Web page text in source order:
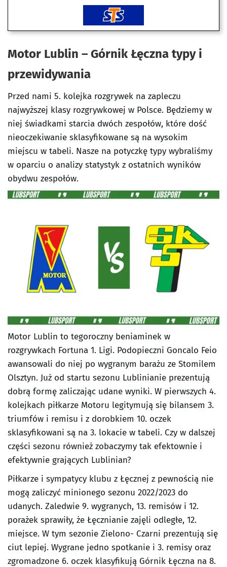
Motor Lublin – Górnik Łęczna typy i
przewidywania
Przed nami 5. kolejka rozgrywek na zapleczu
najwyższej klasy rozgrywkowej w Polsce. Będziemy w
niej świadkami starcia dwóch zespołów, które dość
nieoczekiwanie sklasyfikowane są na wysokim
miejscu w tabeli. Nasze na potyczkę typy wybraliśmy
w oparciu o analizy statystyk z ostatnich wyników
obydwu zespołów.
Motor Lublin to tegoroczny beniaminek w
rozgrywkach Fortuna 1. Ligi. Podopieczni Goncalo Feio
awansowali do niej po wygranym barażu ze Stomilem
Olsztyn. Już od startu sezonu Lublinianie prezentują
dobrą formę zaliczając udane wyniki. W pierwszych 4.
kolejkach piłkarze Motoru legitymują się bilansem 3.
triumfów i remisu i z dorobkiem 10. oczek
sklasyfikowani są na 3. lokacie w tabeli. Czy w dalszej
części sezonu również zobaczymy tak efektownie i
efektywnie grających Lublinian?
Piłkarze i sympatycy klubu z Łęcznej z pewnością nie
mogą zaliczyć minionego sezonu 2022/2023 do
udanych. Zaledwie 9. wygranych, 13. remisów i 12.
porażek sprawiły, że Łęcznianie zajęli odległe, 12.
miejsce. W tym sezonie Zielono- Czarni prezentują się
ciut lepiej. Wygrane jedno spotkanie i 3. remisy oraz
zgromadzone 6. oczek klasyfikują Górnik Łęczna na 8.